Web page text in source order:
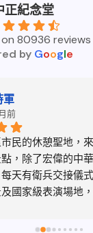
正紀念堂
80936 reviews
by Google
軍
前
民的休憩聖地，
，除了宏偉的中
天有衛兵交接儀
國家級表演場地
紀念堂內櫻花盛開